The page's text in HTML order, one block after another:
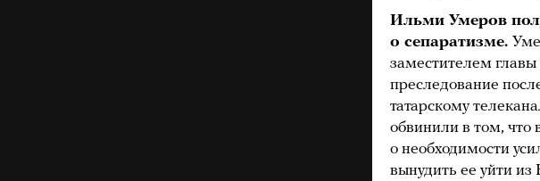
Ильми Умеров
о сепаратизме.
заместителем
преследование
татарскому
обвинили в том, что
о необходимости
вынудить ее уйти